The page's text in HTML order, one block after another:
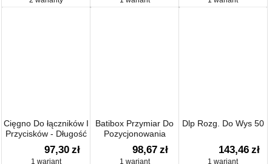
Cięgno Do łączników I
Przycisków - Długość
1,5 M
97,30 zł
1 wariant
Batibox Przymiar Do
Pozycjonowania
Otworów
98,67 zł
1 wariant
Dlp Rozg. Do Wys 50
143,46 zł
1 wariant